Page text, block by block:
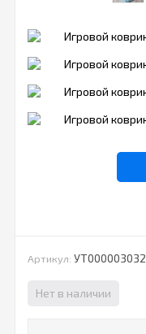
Артикул: УТ000003032
Нет в наличии